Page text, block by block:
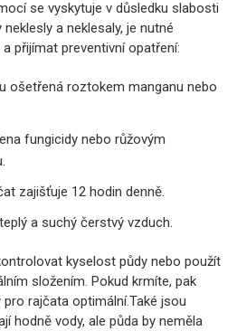
se vyskytuje v důsledku slabosti
a neklesaly, je nutné
přijímat preventivní opatření:
ošetřená roztokem manganu nebo
fungicidy nebo růžovým
zajišťuje 12 hodin denně.
a suchý čerstvý vzduch.
kyselost půdy nebo použít
složením. Pokud krmíte, pak
rajčata optimální.Také jsou
hodně vody, ale půda by neměla